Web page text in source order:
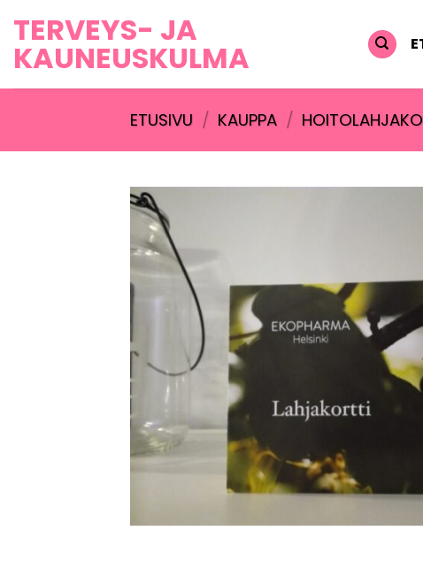
content
TERVEYS- JA
KAUNEUSKULMA
ETUSIVU / KAUPPA /